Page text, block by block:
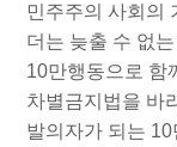
민주주의 사회의
더는 늦출 수 없
10만행동으로 함
차별금지법을 바
발의자가 되는